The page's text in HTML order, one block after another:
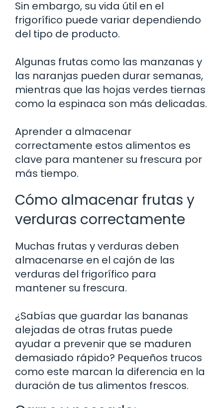
Sin embargo, su vida útil en el
frigorífico puede variar dependiendo
del tipo de producto.
Algunas frutas como las manzanas y
las naranjas pueden durar semanas,
mientras que las hojas verdes tiernas
como la espinaca son más delicadas.
Aprender a almacenar
correctamente estos alimentos es
clave para mantener su frescura por
más tiempo.
Cómo almacenar frutas y
verduras correctamente
Muchas frutas y verduras deben
almacenarse en el cajón de las
verduras del frigorífico para
mantener su frescura.
¿Sabías que guardar las bananas
alejadas de otras frutas puede
ayudar a prevenir que se maduren
demasiado rápido? Pequeños trucos
como este marcan la diferencia en la
duración de tus alimentos frescos.